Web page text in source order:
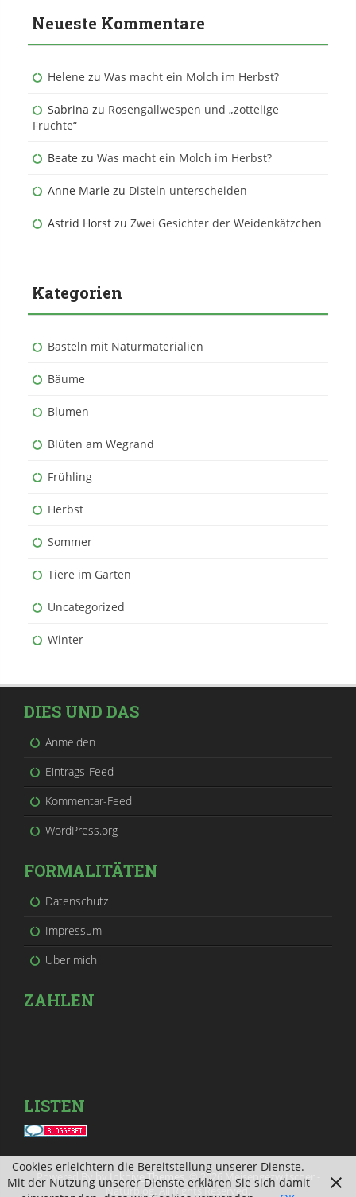
Neueste Kommentare
Helene zu Was macht ein Molch im Herbst?
Sabrina zu Rosengallwespen und „zottelige
Früchte“
Beate zu Was macht ein Molch im Herbst?
Anne Marie zu Disteln unterscheiden
Astrid Horst zu Zwei Gesichter der Weidenkätzchen
Kategorien
Basteln mit Naturmaterialien
Bäume
Blumen
Blüten am Wegrand
Frühling
Herbst
Sommer
Tiere im Garten
Uncategorized
Winter
DIES UND DAS
Anmelden
Eintrags-Feed
Kommentar-Feed
WordPress.org
FORMALITÄTEN
Datenschutz
Impressum
Über mich
ZAHLEN
LISTEN
Powered By by Inkhive Themes
. © 2026 Meisengezwitscher -
Naturblog. All Rights Reserved.
Cookies erleichtern die Bereitstellung unserer Dienste.
Mit der Nutzung unserer Dienste erklären Sie sich damit